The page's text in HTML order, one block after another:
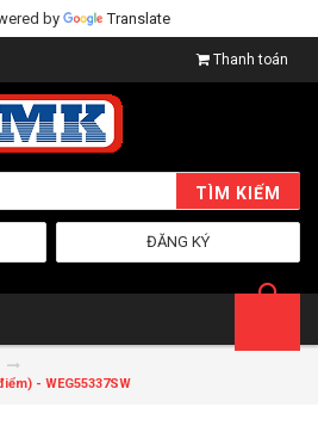
by Translate
Thanh toán
TÌM KIẾM
ĐĂNG KÝ
- WEG55337SW